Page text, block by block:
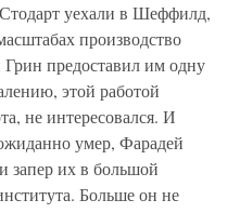
уехали в Шеффилд,
производство
предоставил им одну
этой работой
не интересовался. И
умер, Фарадей
запер их в большой
Больше он не